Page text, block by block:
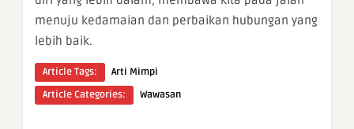
menuju kedamaian dan perbaikan hubungan yang
lebih baik.
Article Tags:
Arti Mimpi
Article Categories:
Wawasan